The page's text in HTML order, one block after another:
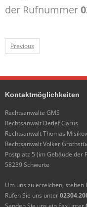
der Rufnummer
Previous
Kontaktmöglichkeiten
Rechtsanwälte GMS
Rechtsanwalt Detlef Garus
Rechtsanwalt Thomas
Rechtsanwalt Volker
Postplatz 5 (im Gebäude der
58239 Schwerte
Um uns zu erreichen,
Rufen Sie uns unter